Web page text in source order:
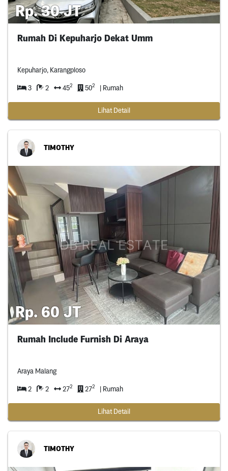
Rp. 30 JT
Rumah Di Kepuharjo Dekat Umm
Kepuharjo, Karangploso
3 2 452 502 | Rumah
Lihat Detail
TIMOTHY
Rp. 60 JT
Rumah Include Furnish Di Araya
Araya Malang
2 2 272 272 | Rumah
Lihat Detail
TIMOTHY